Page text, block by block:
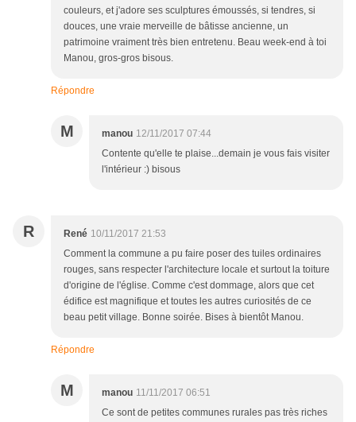
couleurs, et j'adore ses sculptures émoussés, si tendres, si
douces, une vraie merveille de bâtisse ancienne, un
patrimoine vraiment très bien entretenu. Beau week-end à toi
Manou, gros-gros bisous.
Répondre
M manou 12/11/2017 07:44
Contente qu'elle te plaise...demain je vous fais visiter
l'intérieur :) bisous
R René 10/11/2017 21:53
Comment la commune a pu faire poser des tuiles ordinaires
rouges, sans respecter l'architecture locale et surtout la toiture
d'origine de l'église. Comme c'est dommage, alors que cet
édifice est magnifique et toutes les autres curiosités de ce
beau petit village. Bonne soirée. Bises à bientôt Manou.
Répondre
M manou 11/11/2017 06:51
Ce sont de petites communes rurales pas très riches